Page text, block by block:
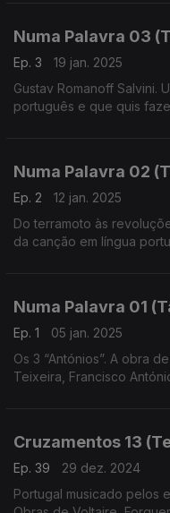
Numa Palavra 03
Ep. 3
19 jan. 2025
Gustav Romanoff Salvini.
português e que quis
Numa Palavra 02
Ep. 2
12 jan. 2025
Do terramoto às
da canção em língua
Numa Palavra 01
Ep. 1
05 jan. 2025
Os 3 “Antónios”. A obra
Teixeira, Francisco
Cruzamentos 13
Ep. 39
29 dez. 2024
Portugal musicado pelos